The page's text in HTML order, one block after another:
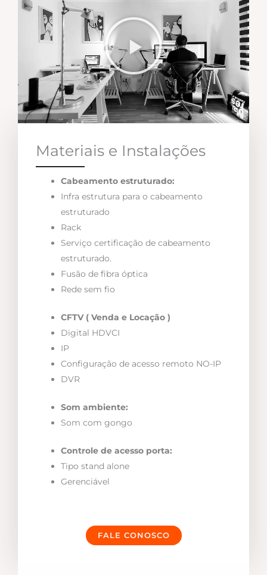
Materiais e Instalações
Cabeamento estruturado:
Infra estrutura para o cabeamento
estruturado
Rack
Serviço certificação de cabeamento
estruturado.
Fusão de fibra óptica
Rede sem fio
CFTV ( Venda e Locação )
Digital HDVCI
IP
Configuração de acesso remoto NO-IP
DVR
Som ambiente:
Som com gongo
Controle de acesso porta:
Tipo stand alone
Gerenciável
FALE CONOSCO